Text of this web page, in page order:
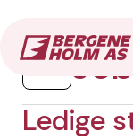
Ledige